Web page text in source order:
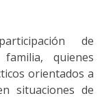
de
quienes
orientados a
situaciones de